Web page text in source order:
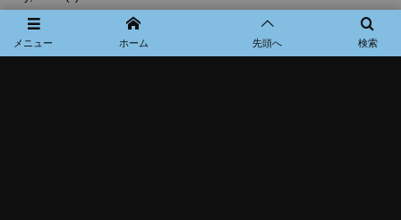
June, 2017
May, 2017(1)
メニュー 検索
ホーム 先頭へ